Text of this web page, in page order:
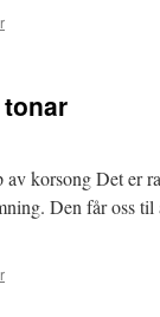
korsong Det er
Den får oss